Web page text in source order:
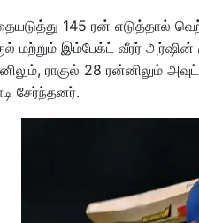
145 ரன் எடுத்தால்
மற்றும் இம்பேக்ட் வீரர்
ராகுல் 28 ரன்னிலும்
சேர்ந்தனர்.